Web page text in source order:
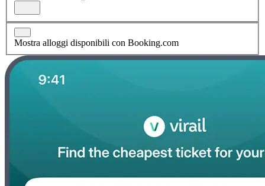
Mostra alloggi disponibili con Booking.com